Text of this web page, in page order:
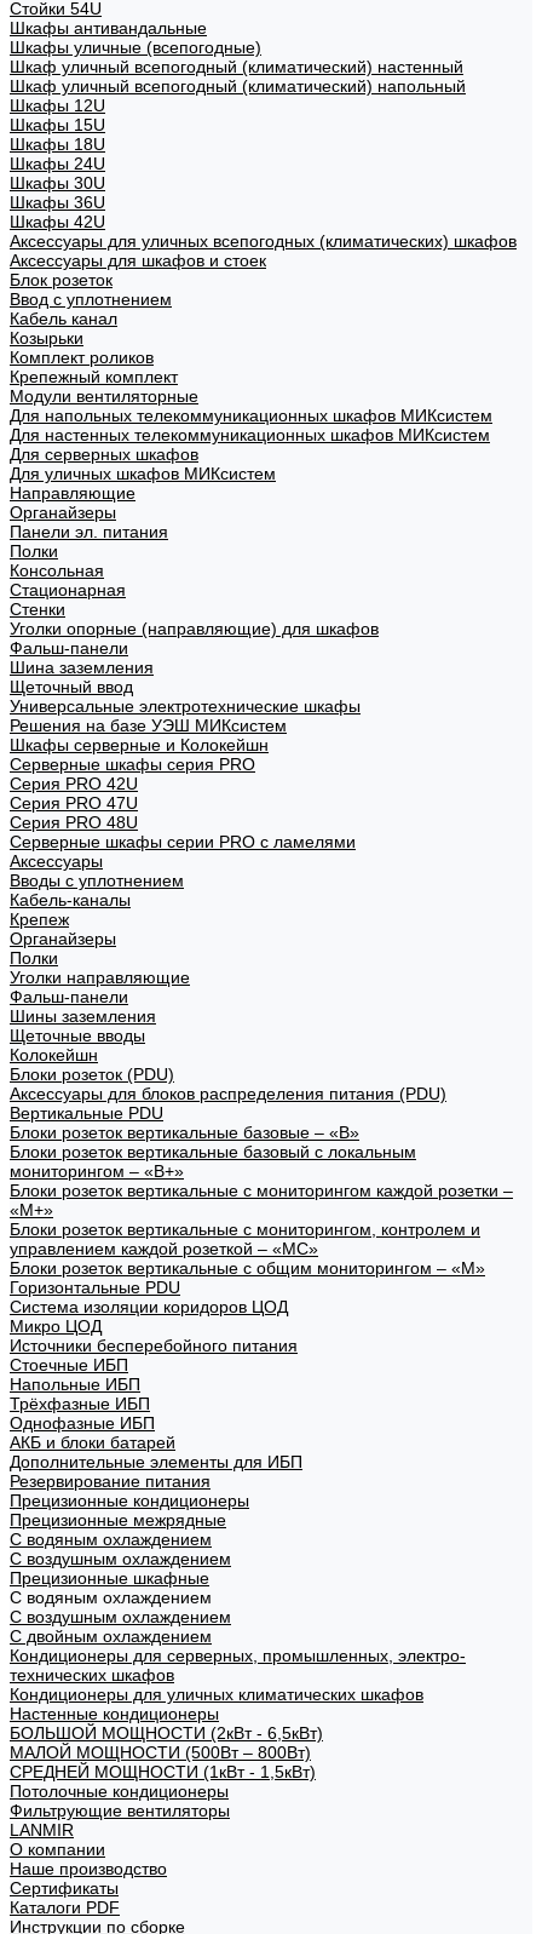
Стойки 54U
Шкафы антивандальные
Шкафы уличные (всепогодные)
Шкаф уличный всепогодный (климатический) настенный
Шкаф уличный всепогодный (климатический) напольный
Шкафы 12U
Шкафы 15U
Шкафы 18U
Шкафы 24U
Шкафы 30U
Шкафы 36U
Шкафы 42U
Аксессуары для уличных всепогодных (климатических) шкафов
Аксессуары для шкафов и стоек
Блок розеток
Ввод с уплотнением
Кабель канал
Козырьки
Комплект роликов
Крепежный комплект
Модули вентиляторные
Для напольных телекоммуникационных шкафов МИКсистем
Для настенных телекоммуникационных шкафов МИКсистем
Для серверных шкафов
Для уличных шкафов МИКсистем
Направляющие
Органайзеры
Панели эл. питания
Полки
Консольная
Стационарная
Стенки
Уголки опорные (направляющие) для шкафов
Фальш-панели
Шина заземления
Щеточный ввод
Универсальные электротехнические шкафы
Решения на базе УЭШ МИКсистем
Шкафы серверные и Колокейшн
Серверные шкафы серия PRO
Серия PRO 42U
Серия PRO 47U
Серия PRO 48U
Серверные шкафы серии PRO с ламелями
Аксессуары
Вводы с уплотнением
Кабель-каналы
Крепеж
Органайзеры
Полки
Уголки направляющие
Фальш-панели
Шины заземления
Щеточные вводы
Колокейшн
Блоки розеток (PDU)
Аксессуары для блоков распределения питания (PDU)
Вертикальные PDU
Блоки розеток вертикальные базовые – «В»
Блоки розеток вертикальные базовый с локальным
мониторингом – «В+»
Блоки розеток вертикальные с мониторингом каждой розетки –
«М+»
Блоки розеток вертикальные с мониторингом, контролем и
управлением каждой розеткой – «МС»
Блоки розеток вертикальные с общим мониторингом – «М»
Горизонтальные PDU
Система изоляции коридоров ЦОД
Микро ЦОД
Источники бесперебойного питания
Стоечные ИБП
Напольные ИБП
Трёхфазные ИБП
Однофазные ИБП
АКБ и блоки батарей
Дополнительные элементы для ИБП
Резервирование питания
Прецизионные кондиционеры
Прецизионные межрядные
С водяным охлаждением
С воздушным охлаждением
Прецизионные шкафные
С водяным охлаждением
С воздушным охлаждением
С двойным охлаждением
Кондиционеры для серверных, промышленных, электро-
технических шкафов
Кондиционеры для уличных климатических шкафов
Настенные кондиционеры
БОЛЬШОЙ МОЩНОСТИ (2кВт - 6,5кВт)
МАЛОЙ МОЩНОСТИ (500Вт – 800Вт)
СРЕДНЕЙ МОЩНОСТИ (1кВт - 1,5кВт)
Потолочные кондиционеры
Фильтрующие вентиляторы
LANMIR
О компании
Наше производство
Сертификаты
Каталоги PDF
Инструкции по сборке